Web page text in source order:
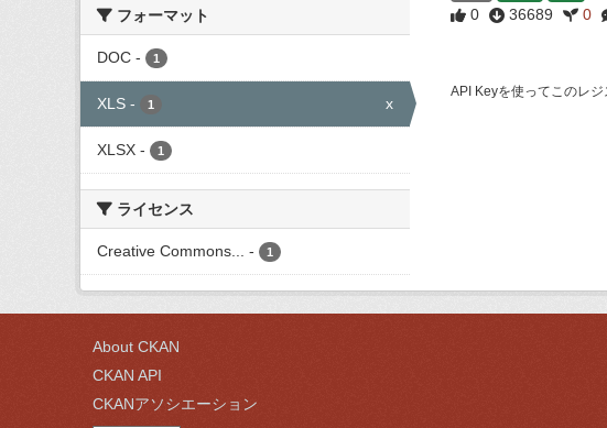
フォーマット
DOC - 1
XLS - 1 x
XLSX - 1
ライセンス
Creative Commons... - 1
0 36689 0
API Keyを使ってこのレ
About CKAN
CKAN API
CKANアソシエーション